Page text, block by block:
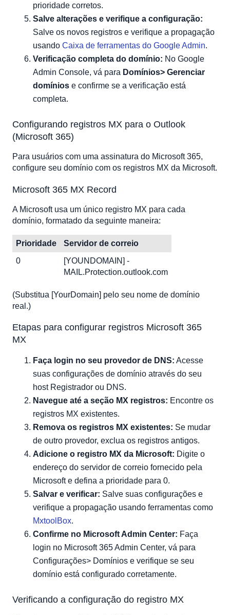
prioridade corretos.
Salve alterações e verifique a configuração:
Salve os novos registros e verifique a propagação
usando Caixa de ferramentas do Google Admin.
Verificação completa do domínio: No Google
Admin Console, vá para Domínios> Gerenciar
domínios e confirme se a verificação está
completa.
Configurando registros MX para o Outlook
(Microsoft 365)
Para usuários com uma assinatura do Microsoft 365,
configure seu domínio com os registros MX da Microsoft.
Microsoft 365 MX Record
A Microsoft usa um único registro MX para cada
domínio, formatado da seguinte maneira:
Prioridade
Servidor de correio
0
[YOUNDOMAIN] -
MAIL.Protection.outlook.com
(Substitua [YourDomain] pelo seu nome de domínio
real.)
Etapas para configurar registros Microsoft 365
MX
Faça login no seu provedor de DNS: Acesse
suas configurações de domínio através do seu
host Registrador ou DNS.
Navegue até a seção MX registros: Encontre os
registros MX existentes.
Remova os registros MX existentes: Se mudar
de outro provedor, exclua os registros antigos.
Adicione o registro MX da Microsoft: Digite o
endereço do servidor de correio fornecido pela
Microsoft e defina a prioridade para 0.
Salvar e verificar: Salve suas configurações e
verifique a propagação usando ferramentas como
MxtoolBox.
Confirme no Microsoft Admin Center: Faça
login no Microsoft 365 Admin Center, vá para
Configurações> Domínios e verifique se seu
domínio está configurado corretamente.
Verificando a configuração do registro MX